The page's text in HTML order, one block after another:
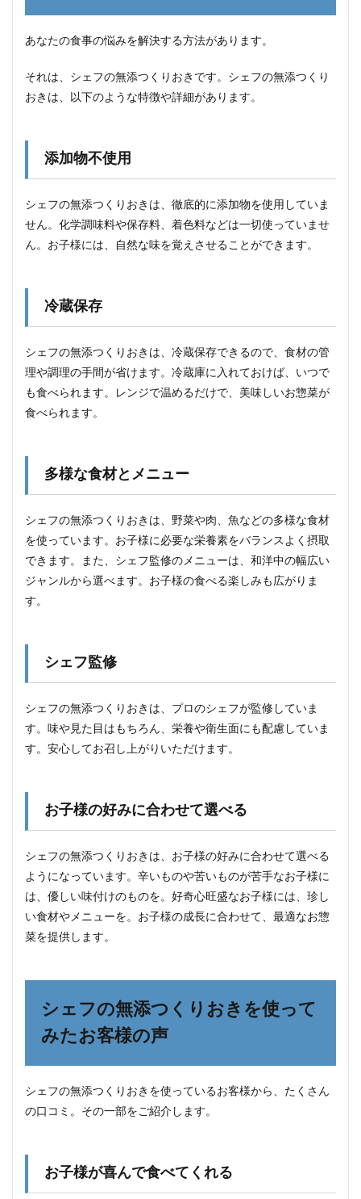
あなたの食事の悩みを解決する方法があります。
それは、シェフの無添つくりおきです。シェフの無添つくり
おきは、以下のような特徴や詳細があります。
添加物不使用
シェフの無添つくりおきは、徹底的に添加物を使用していま
せん。化学調味料や保存料、着色料などは一切使っていませ
ん。お子様には、自然な味を覚えさせることができます。
冷蔵保存
シェフの無添つくりおきは、冷蔵保存できるので、食材の管
理や調理の手間が省けます。冷蔵庫に入れておけば、いつで
も食べられます。レンジで温めるだけで、美味しいお惣菜が
食べられます。
多様な食材とメニュー
シェフの無添つくりおきは、野菜や肉、魚などの多様な食材
を使っています。お子様に必要な栄養素をバランスよく摂取
できます。また、シェフ監修のメニューは、和洋中の幅広い
ジャンルから選べます。お子様の食べる楽しみも広がりま
す。
シェフ監修
シェフの無添つくりおきは、プロのシェフが監修していま
す。味や見た目はもちろん、栄養や衛生面にも配慮していま
す。安心してお召し上がりいただけます。
お子様の好みに合わせて選べる
シェフの無添つくりおきは、お子様の好みに合わせて選べる
ようになっています。辛いものや苦いものが苦手なお子様に
は、優しい味付けのものを。好奇心旺盛なお子様には、珍し
い食材やメニューを。お子様の成長に合わせて、最適なお惣
菜を提供します。
シェフの無添つくりおきを使って
みたお客様の声
シェフの無添つくりおきを使っているお客様から、たくさん
の口コミ。その一部をご紹介します。
お子様が喜んで食べてくれる